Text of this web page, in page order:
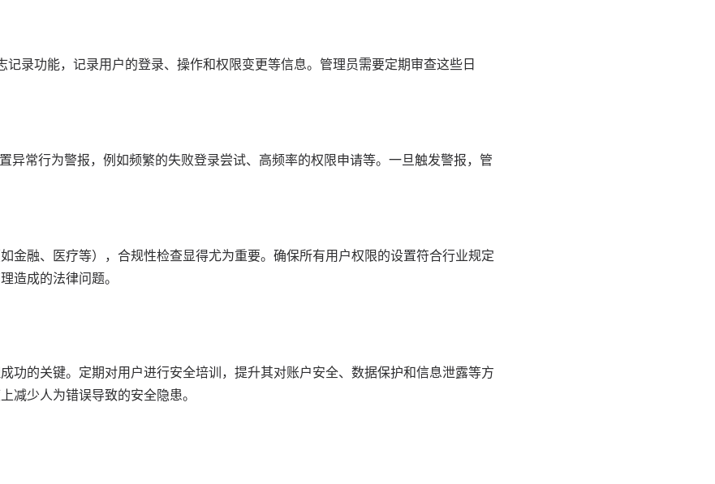
记录功能，记录用户的登录、操作和权限变更等信息。管理员需要定期审查这些日
异常行为警报，例如频繁的失败登录尝试、高频率的权限申请等。一旦触发警报，管
金融、医疗等），合规性检查显得尤为重要。确保所有用户权限的设置符合行业规定
造成的法律问题。
功的关键。定期对用户进行安全培训，提升其对账户安全、数据保护和信息泄露等方
减少人为错误导致的安全隐患。